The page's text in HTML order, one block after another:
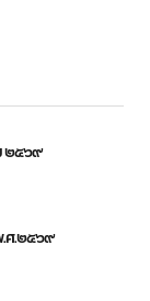
๒๕๖๙
.ศ.๒๕๖๙